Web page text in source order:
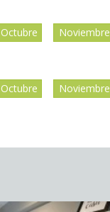
Octubre Noviembre
Octubre Noviembre